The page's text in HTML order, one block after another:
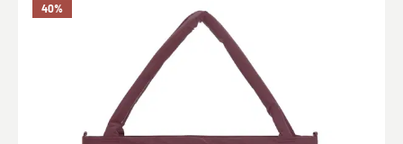
40%